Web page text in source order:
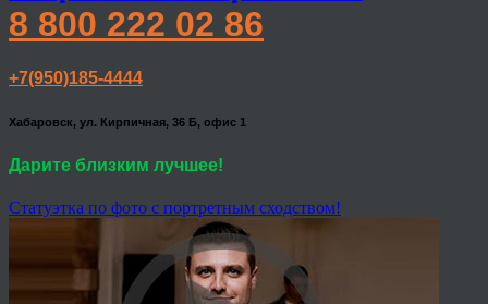
8 800 222 02 86
+7(950)185-4444
Хабаровск, ул. Кирпичная, 36 Б, офис 1
Дарите близким лучшее!
Статуэтка по фото с портретным сходством!